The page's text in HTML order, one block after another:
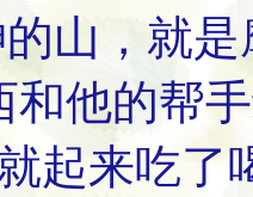
山，就是
和他的帮
起来吃了